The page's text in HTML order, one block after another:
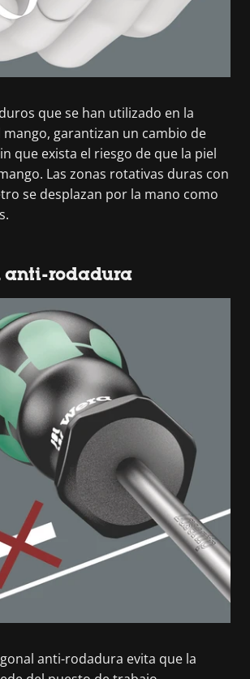
que se han utilizado en la
garantizan un cambio de
que exista el riesgo de que la piel
Las zonas rotativas duras con
se desplazan por la mano como
anti-rodadura
anti-rodadura evita que la